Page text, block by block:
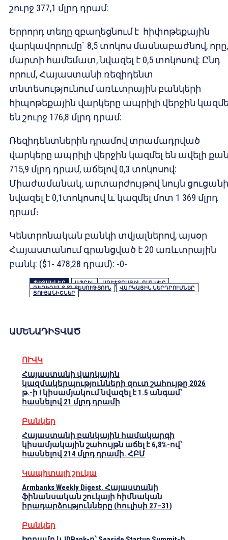
շուրջ 377,1 մլրդ դրամ:
Երրորդ տեղը զբաղեցնում է հիփոթեքային
վարկավորումը` 8,5 տոկոս մասնաբաժնով, որը,
մարտի համեմատ, նվազել է 0,5 տոկոսով: Ընդ
որում, Հայաստանի ռեզիդենտ
տնտեսությունում առևտրային բանկերի
հիպոթեքային վարկերը ապրիլի վերջին
են շուրջ 176,8 մլրդ դրամ:
Ռեզիդենտներին դրամով տրամադրված
վարկերը ապրիլի վերջին կազմել են ավելի
715,9 մլրդ դրամ, աճելով 0,3 տոկոսով:
Միաժամանակ, արտարժույթով նույն
նվազել է 0,1տոկոսով և կազմել մոտ 1 369 մլրդ
դրամ։
Կենտրոնական բանկի տվյալներով, այսօր
Հայաստանում գրանցված է 20 առևտրային
բանկ: ($1- 478,28 դրամ): -0-
ՊԻՏԱԿՆԵՐ ԱՊՐԻԼ
ԱՌԵՒՏՐԱՅԻՆ ԲԱՆԿԵՐ
ՌԵԶԻԴԵՆՏ ՏՆՏԵՍՈՒԹՅՈՒՆ
ՎԱՐԿԱՅԻՆ ՆԵՐԴՐՈՒՄՆԵՐ
ՑՈՒՑԱՆԻՇՆԵՐ
ԱՄԵՆԱԴԻՏՎԱԾ
ՈՒՎԿ
Հայաստանի վարկային
կազմակերպությունների զուտ շահույթը 2026
թ.-ի I կիսամյակում նվազել է 1.5 անգամ՝
հասնելով 21 մլրդ դրամի
Բանկեր
Հայաստանի բանկային համակարգի
կիսամյակային շահույթն աճել է 6,8%-ով՝
հասնելով 214 մլրդ դրամի. ՀԲՄ
Կապիտալի շուկա
Armbanks Weekly Digest. Հայաստանի
ֆինանսական շուկայի հիմնական
իրադարձությունները (հուլիսի 27–31)
Բանկեր